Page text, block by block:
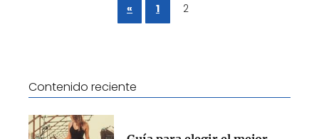
« 1 2
Contenido reciente